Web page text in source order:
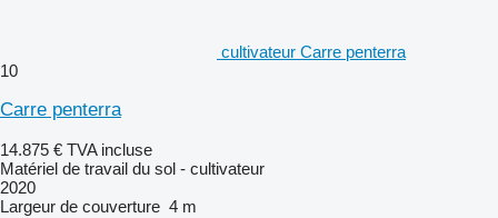
cultivateur Carre penterra
10
Carre penterra
14.875 € TVA incluse
Matériel de travail du sol - cultivateur
2020
Largeur de couverture 4 m